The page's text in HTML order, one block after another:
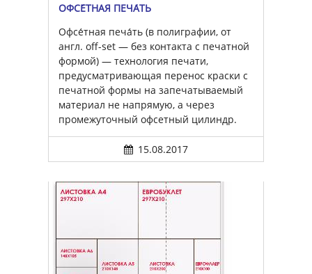
ОФСЕ́ТНАЯ ПЕЧА́ТЬ
Офсе́тная печа́ть (в полиграфии, от
англ. off-set — без контакта с печатной
формой) — технология печати,
предусматривающая перенос краски с
печатной формы на запечатываемый
материал не напрямую, а через
промежуточный офсетный цилиндр.
15.08.2017